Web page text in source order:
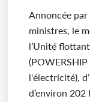
Annoncée par
ministres, le
l’Unité
l'électricité),
d’environ